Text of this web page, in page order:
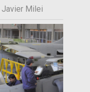
Javier Milei